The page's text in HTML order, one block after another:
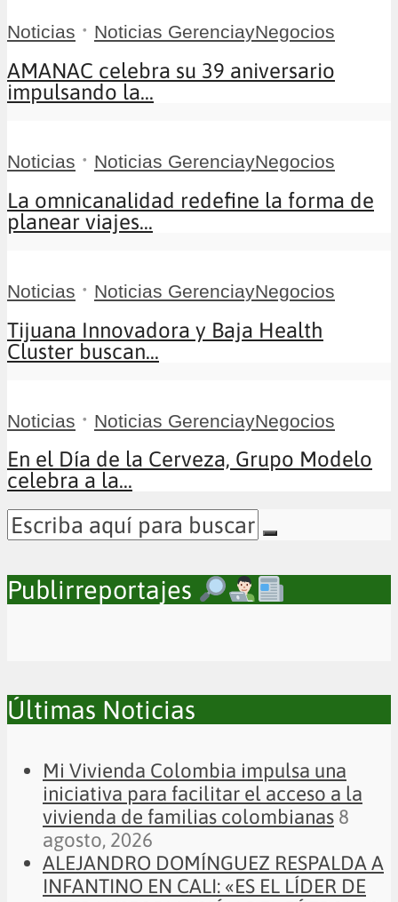
Noticias • Noticias GerenciayNegocios
AMANAC celebra su 39 aniversario
impulsando la...
Noticias • Noticias GerenciayNegocios
La omnicanalidad redefine la forma de
planear viajes...
Noticias • Noticias GerenciayNegocios
Tijuana Innovadora y Baja Health
Cluster buscan...
Noticias • Noticias GerenciayNegocios
En el Día de la Cerveza, Grupo Modelo
celebra a la...
Publirreportajes
Últimas Noticias
Mi Vivienda Colombia impulsa una
iniciativa para facilitar el acceso a la
vivienda de familias colombianas 8
agosto, 2026
ALEJANDRO DOMÍNGUEZ RESPALDA A
INFANTINO EN CALI: «ES EL LÍDER DE